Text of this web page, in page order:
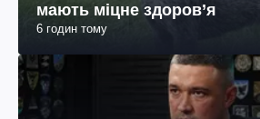
мають міцне здоров’я
6 годин тому